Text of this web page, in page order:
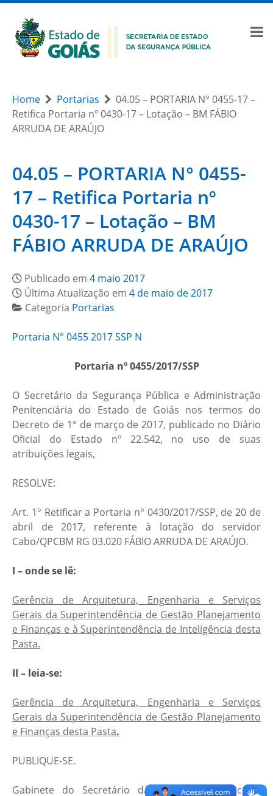
Home Portarias
04.05 – PORTARIA N° 0455-17 –
Retifica Portaria nº 0430-17 – Lotação – BM FÁBIO
ARRUDA DE ARAÚJO
04.05 – PORTARIA N° 0455-
17 – Retifica Portaria nº
0430-17 – Lotação – BM
FÁBIO ARRUDA DE ARAÚJO
Publicado em 4 maio 2017
Última Atualização em 4 de maio de 2017
Categoria Portarias
Portaria N° 0455 2017 SSP N
Portaria nº 0455/2017/SSP
O Secretário da Segurança Pública e Administração
Penitenciária do Estado de Goiás nos termos do
Decreto de 1° de março de 2017, publicado no Diário
Oficial do Estado nº 22.542, no uso de suas
atribuições legais,
RESOLVE:
Art. 1° Retificar a Portaria n° 0430/2017/SSP, de 20 de
abril de 2017, referente à lotação do servidor
Cabo/QPCBM RG 03.020 FÁBIO ARRUDA DE ARAÚJO.
I – onde se lê:
Gerência de Arquitetura, Engenharia e Serviços
Gerais da Superintendência de Gestão Planejamento
e Finanças e à Superintendência de Inteligência desta
Pasta.
II – leia-se:
Gerência de Arquitetura, Engenharia e Serviços
Gerais da Superintendência de Gestão Planejamento
e Finanças desta Pasta.
PUBLIQUE-SE.
Gabinete do Secretário da Segurança Pública e